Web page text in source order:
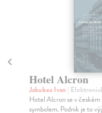
Hotel Alcron
Jakubec Ivan |
Hotel Alcron se v
symbolem. Podnik je to